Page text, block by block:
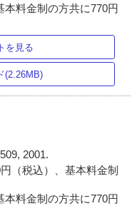
料金制の方共に770円
を見る
(2.26MB)
2001.
（税込）、基本料金制
料金制の方共に770円